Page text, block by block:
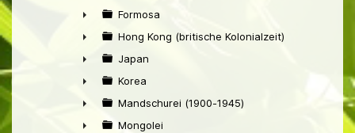
►
►
Formosa
►
Hong Kong (britische Kolonialzeit)
►
Japan
►
Korea
►
Mandschurei (1900-1945)
Mongolei